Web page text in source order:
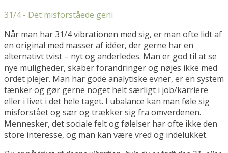
31/4 - Det misforståede geni
Når man har 31/4 vibrationen med sig, er man ofte lidt af
en original med masser af idéer, der gerne har en
alternativt tvist – nyt og anderledes. Man er god til at se
nye muligheder, skaber forandringer og nøjes ikke med
ordet plejer. Man har gode analytiske evner, er en system
tænker og gør gerne noget helt særligt i job/karriere
eller i livet i det hele taget. I ubalance kan man føle sig
misforstået og sær og trækker sig fra omverdenen.
Mennesker, det sociale felt og følelser har ofte ikke den
store interesse, og man kan være vred og indelukket.